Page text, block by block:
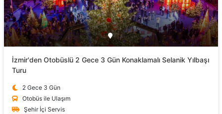
İzmir'den Otobüslü 2 Gece 3 Gün Konaklamalı Selanik Yılbaşı
Turu
2 Gece 3 Gün
Otobüs ile Ulaşım
Şehir İçi Servis